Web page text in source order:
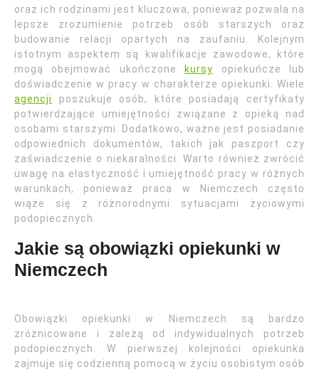
oraz ich rodzinami jest kluczowa, ponieważ pozwala na
lepsze zrozumienie potrzeb osób starszych oraz
budowanie relacji opartych na zaufaniu. Kolejnym
istotnym aspektem są kwalifikacje zawodowe, które
mogą obejmować ukończone
kursy opiekuńcze lub
doświadczenie w pracy w charakterze opiekunki. Wiele
agencji
poszukuje osób, które posiadają certyfikaty
potwierdzające umiejętności związane z opieką nad
osobami starszymi. Dodatkowo, ważne jest posiadanie
odpowiednich dokumentów, takich jak paszport czy
zaświadczenie o niekaralności. Warto również zwrócić
uwagę na elastyczność i umiejętność pracy w różnych
warunkach, ponieważ praca w Niemczech często
wiąże się z różnorodnymi sytuacjami życiowymi
podopiecznych.
Jakie są obowiązki opiekunki w
Niemczech
Obowiązki opiekunki w Niemczech są bardzo
zróżnicowane i zależą od indywidualnych potrzeb
podopiecznych. W pierwszej kolejności opiekunka
zajmuje się codzienną pomocą w życiu osobistym osób